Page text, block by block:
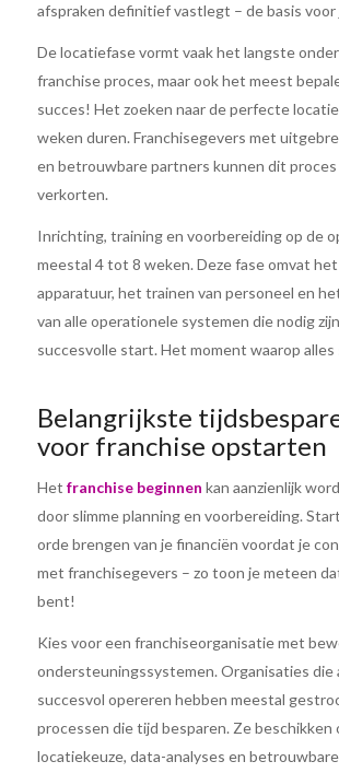
afspraken definitief vastlegt – de basis voor
De locatiefase vormt vaak het langste
franchise proces, maar ook het meest
succes! Het zoeken naar de perfecte
weken duren. Franchisegevers met
en betrouwbare partners kunnen dit proces
verkorten.
Inrichting, training en voorbereiding op de
meestal 4 tot 8 weken. Deze fase omvat
apparatuur, het trainen van personeel en
van alle operationele systemen die nodig
succesvolle start. Het moment waarop alles
Belangrijkste
voor franchise opstarten
Het franchise beginnen kan aanzienlijk
door slimme planning en voorbereiding.
orde brengen van je financiën voordat je
met franchisegevers – zo toon je meteen
bent!
Kies voor een franchiseorganisatie met
ondersteuningssystemen. Organisaties die
succesvol opereren hebben meestal
processen die tijd besparen. Ze beschikken
locatiekeuze, data-analyses en